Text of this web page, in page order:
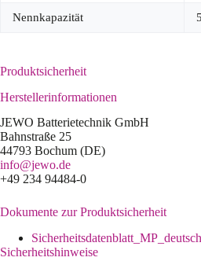
Nennkapazität
Produktsicherheit
Herstellerinformationen
JEWO Batterietechnik GmbH
Bahnstraße 25
44793 Bochum (DE)
info@jewo.de
+49 234 94484-0
Dokumente zur Produktsicherheit
Sicherheitshinweise